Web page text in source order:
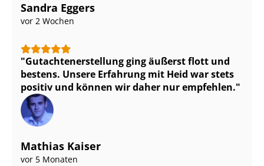
Sandra Eggers
vor 2 Wochen
Gut­ach­ten­er­stel­lung ging äußerst flott und
bestens. Unsere Erfahrung mit Heid war stets
positiv und können wir daher nur empfehlen.
Mathias Kaiser
vor 5 Monaten